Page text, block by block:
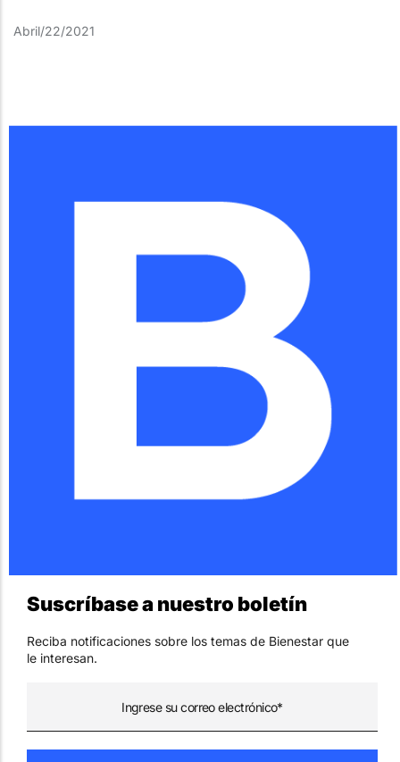
Abril/22/2021
Suscríbase a nuestro boletín
Reciba notificaciones sobre los temas de Bienestar que
le interesan.